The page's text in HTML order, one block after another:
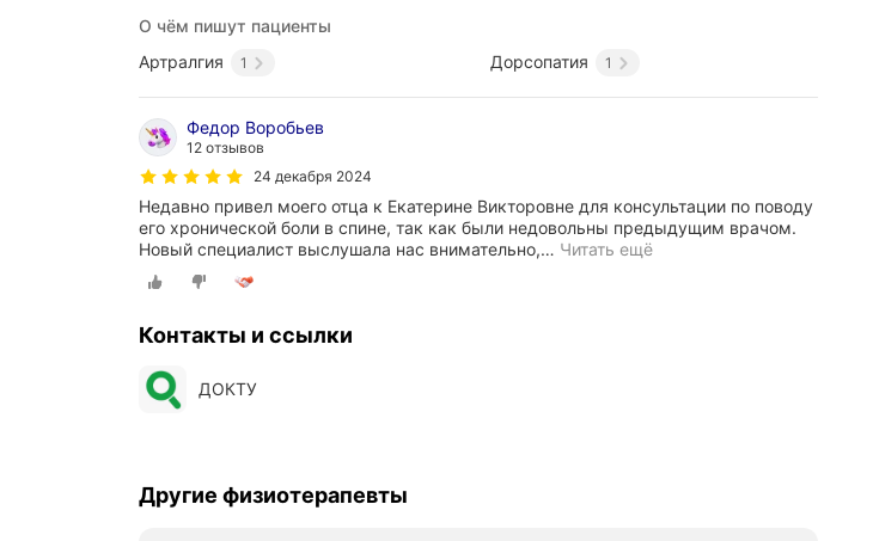
О чём пишут пациенты
Артралгия
1 Дорсопатия 1
Федор Воробьев
12 отзывов
24 декабря 2024
Недавно привел моего отца к Екатерине Викторовне для консультации по поводу
его хронической боли в спине, так как были недовольны предыдущим врачом.
Новый специалист выслушала нас внимательно,… Читать ещё
Контакты и ссылки
ДОКТУ
Другие физиотерапевты